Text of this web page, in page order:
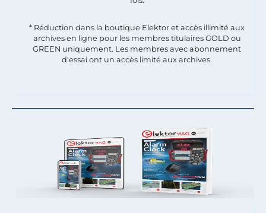
* Réduction dans la boutique Elektor et accès illimité aux
archives en ligne pour les membres titulaires GOLD ou
GREEN uniquement. Les membres avec abonnement
d'essai ont un accès limité aux archives.